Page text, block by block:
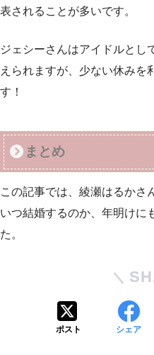
表されることが多いです。
ジェシーさんはアイドルとし
えられますが、少ない休みを
す！
まとめ
この記事では、綾瀬はるかさ
いつ結婚するのか、年明けに
た。
ポスト シェア